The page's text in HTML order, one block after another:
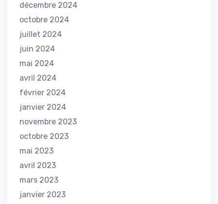
décembre 2024
octobre 2024
juillet 2024
juin 2024
mai 2024
avril 2024
février 2024
janvier 2024
novembre 2023
octobre 2023
mai 2023
avril 2023
mars 2023
janvier 2023